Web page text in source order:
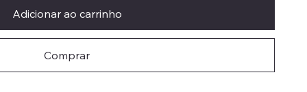
Adicionar ao carrinho
Comprar